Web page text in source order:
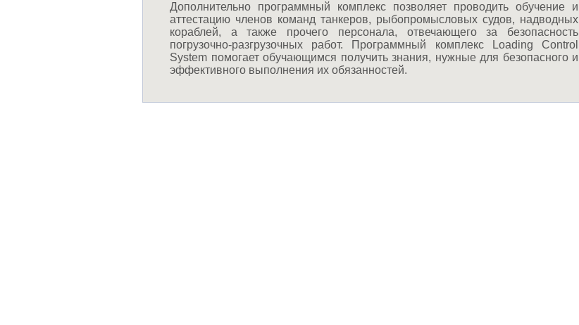
Дополнительно программный комплекс позволяет проводить обучение и
аттестацию членов команд танкеров, рыбопромысловых судов, надводных
кораблей, а также прочего персонала, отвечающего за безопасность
погрузочно-разгрузочных работ. Программный комплекс Loading Control
System помогает обучающимся получить знания, нужные для безопасного и
эффективного выполнения их обязанностей.